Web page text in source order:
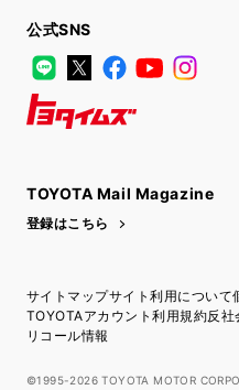
公式SNS
LINE
X FacebookYouTube
TOYOTA Mail Magazine
登録はこちら
サイトマップサイト利用について
TOYOTAアカウント利用規約反社
リコール情報
©1995-2026 TOYOTA MOTOR